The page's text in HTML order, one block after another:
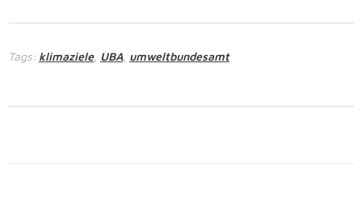
Tags: klimaziele, UBA umweltbundesamt